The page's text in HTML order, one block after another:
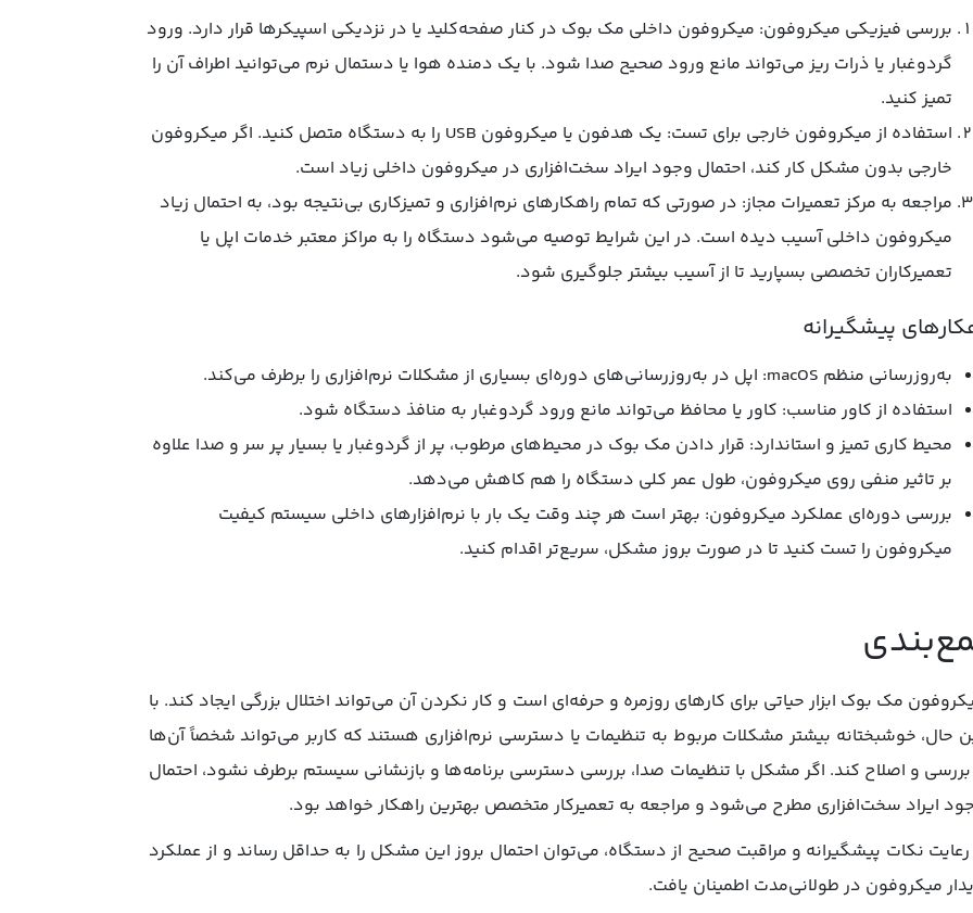
بررسی فیزیکی میکروفون: میکروفون داخلی مک ‌بوک در کنار صفحه‌کلید یا در نزدیکی اسپیکرها قرار دارد. ورود
گردوغبار یا ذرات ریز می‌تواند مانع ورود صحیح صدا شود. با یک دمنده هوا یا دستمال نرم می‌توانید اطراف آن را
تمیز کنید.
استفاده از میکروفون خارجی برای تست: یک هدفون یا میکروفون USB را به دستگاه متصل کنید. اگر میکروفون
خارجی بدون مشکل کار کند، احتمال وجود ایراد سخت‌افزاری در میکروفون داخلی زیاد است.
مراجعه به مرکز تعمیرات مجاز: در صورتی که تمام راهکارهای نرم‌افزاری و تمیزکاری بی‌نتیجه بود، به احتمال زیاد
میکروفون داخلی آسیب دیده است. در این شرایط توصیه می‌شود دستگاه را به مراکز معتبر خدمات اپل یا
تعمیرکاران تخصصی بسپارید تا از آسیب بیشتر جلوگیری شود.
پیشگیرانه
به‌روزرسانی منظم macOS: اپل در به‌روزرسانی‌های دوره‌ای بسیاری از مشکلات نرم‌افزاری را برطرف می‌کند.
استفاده از کاور مناسب: کاور یا محافظ می‌تواند مانع ورود گردوغبار به منافذ دستگاه شود.
محیط کاری تمیز و استاندارد: قرار دادن مک ‌بوک در محیط‌های مرطوب، پر از گردوغبار یا بسیار پر سر و صدا علاوه
بر تاثیر منفی روی میکروفون، طول عمر کلی دستگاه را هم کاهش می‌دهد.
بررسی دوره‌ای عملکرد میکروفون: بهتر است هر چند وقت یک بار با نرم‌افزارهای داخلی سیستم کیفیت
میکروفون را تست کنید تا در صورت بروز مشکل، سریع‌تر اقدام کنید.
مک ‌بوک ابزار حیاتی برای کارهای روزمره و حرفه‌ای است و کار نکردن آن می‌تواند اختلال بزرگی ایجاد کند. با
حال، خوشبختانه بیشتر مشکلات مربوط به تنظیمات یا دسترسی نرم‌افزاری هستند که کاربر می‌تواند شخصاً آن‌ها
بررسی و اصلاح کند. اگر مشکل با تنظیمات صدا، بررسی دسترسی برنامه‌ها و بازنشانی سیستم برطرف نشود، احتمال
ایراد سخت‌افزاری مطرح می‌شود و مراجعه به تعمیرکار متخصص بهترین راهکار خواهد بود.
رعایت نکات پیشگیرانه و مراقبت صحیح از دستگاه، می‌توان احتمال بروز این مشکل را به حداقل رساند و از عملکرد
میکروفون در طولانی‌مدت اطمینان یافت.